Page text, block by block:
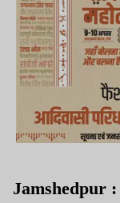
Jamshedpur :